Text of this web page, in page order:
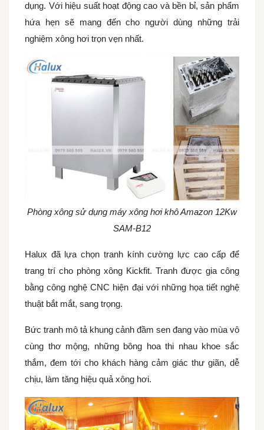
dụng. Với hiệu suất hoạt động cao và bền bỉ, sản phẩm
hứa hẹn sẽ mang đến cho người dùng những trải
nghiệm xông hơi trọn vẹn nhất.
Phòng xông sử dụng máy xông hơi khô Amazon 12Kw
SAM-B12
Halux đã lựa chọn tranh kính cường lực cao cấp để
trang trí cho phòng xông Kickfit. Tranh được gia công
bằng công nghệ CNC hiện đại với những họa tiết nghệ
thuật bắt mắt, sang trọng.
Bức tranh mô tả khung cảnh đầm sen đang vào mùa vô
cùng thơ mộng, những bông hoa thi nhau khoe sắc
thắm, đem tới cho khách hàng cảm giác thư giãn, dễ
chịu, làm tăng hiệu quả xông hơi.